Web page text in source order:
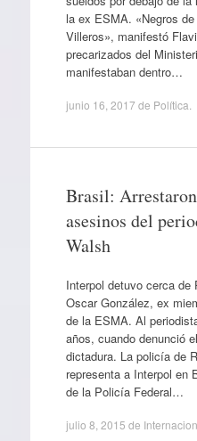
la ex ESMA. «Negros
Villeros», manifestó
precarizados del
manifestaban dentro…
junio 16, 2017 de Política
Brasil:
asesinos del
Walsh
Interpol detuvo cerca de
Oscar González, ex
de la ESMA. Al
años, cuando denunció
dictadura. La policía de
representa a Interpol en
de la Policía Federal…
julio 8, 2015 de